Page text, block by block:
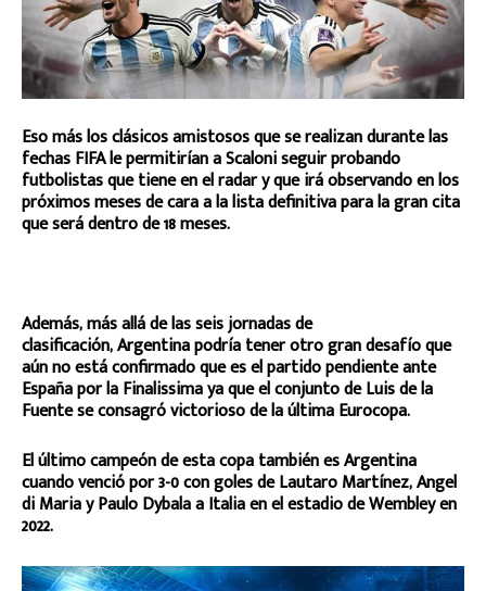
Eso más los clásicos amistosos que se realizan durante las
fechas FIFA le permitirían a Scaloni seguir probando
futbolistas que tiene en el radar y que irá observando en los
próximos meses de cara a la lista definitiva para la gran cita
que será dentro de 18 meses.
Además, más allá de las seis jornadas de
clasificación, Argentina podría tener otro gran desafío que
aún no está confirmado que es el partido pendiente ante
España por la Finalissima ya que el conjunto de Luis de la
Fuente se consagró victorioso de la última Eurocopa.
El último campeón de esta copa también es Argentina
cuando venció por 3-0 con goles de Lautaro Martínez, Angel
di Maria y Paulo Dybala a Italia en el estadio de Wembley en
2022.